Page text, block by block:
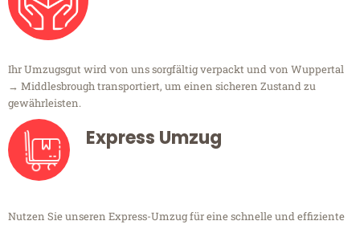
Ihr Umzugsgut wird von uns sorgfältig verpackt und von Wuppertal
→ Middlesbrough transportiert, um einen sicheren Zustand zu
gewährleisten.
Express Umzug
Nutzen Sie unseren Express-Umzug für eine schnelle und effiziente